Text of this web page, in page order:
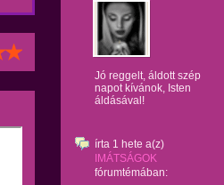
Jó reggelt, áldott szép
napot kívánok, Isten
áldásával!
írta 1 hete a(z)
IMÁTSÁGOK
fórumtémában: